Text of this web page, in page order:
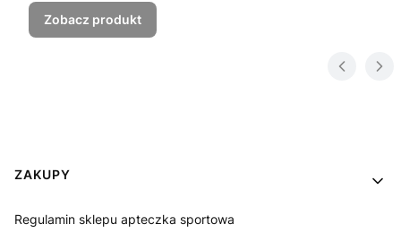
Zobacz produkt
Linki w stopce
ZAKUPY
Regulamin sklepu apteczka sportowa